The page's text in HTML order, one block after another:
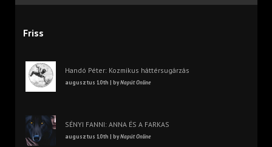
Friss
Handó Péter: Kozmikus háttérsugárzás
augusztus 10th | byNapút Online
SÉNYI FANNI: ANNA ÉS A FARKAS
augusztus 10th | byNapút Online